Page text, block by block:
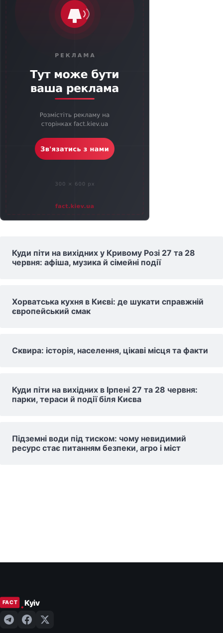
Куди піти на вихідних у Кривому Розі 27 та 28
червня: афіша, музика й сімейні події
Хорватська кухня в Києві: де шукати справжній
європейський смак
Сквира: історія, населення, цікаві місця та факти
Куди піти на вихідних в Ірпені 27 та 28 червня:
парки, тераси й події біля Києва
Підземні води під тиском: чому невидимий
ресурс стає питанням безпеки, агро і міст